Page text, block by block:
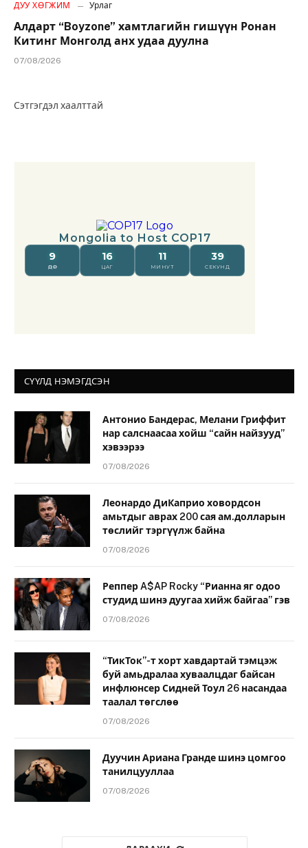
ДУУ ХӨГЖИМ Урлаг
Алдарт “Boyzone” хамтлагийн гишүүн Ронан
Китинг Монголд анх удаа дуулна
07/08/2026
Сэтгэгдэл хаалттай
СҮҮЛД НЭМЭГДСЭН
Антонио Бандерас, Мелани Гриффит
нар салснаасаа хойш “сайн найзууд”
хэвээрээ
07/08/2026
Леонардо ДиКаприо ховордсон
амьтдыг аврах 200 сая ам.долларын
төслийг тэргүүлж байна
07/08/2026
Реппер A$AP Rocky “Рианна яг одоо
студид шинэ дуугаа хийж байгаа” гэв
07/08/2026
“ТикТок”-т хорт хавдартай тэмцэж
буй амьдралаа хуваалцдаг байсан
инфлюнсер Сидней Тоул 26 насандаа
таалал төгслөө
07/08/2026
Дуучин Ариана Гранде шинэ цомгоо
танилцууллаа
07/08/2026